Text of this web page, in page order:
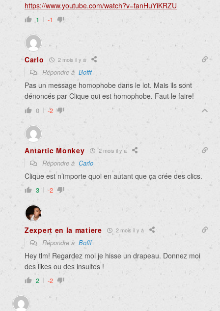
https://www.youtube.com/watch?v=fanHuYiKRZU
1 -1
Carlo 2 mois il y a
Répondre à Bofff
Pas un message homophobe dans le lot. Mais ils sont
dénoncés par Clique qui est homophobe. Faut le faire!
0 -2
Antartic Monkey 2 mois il y a
Répondre à Carlo
Clique est n’importe quoi en autant que ça crée des clics.
3 -2
Zexpert en la matiere 2 mois il y a
Répondre à Bofff
Hey tlm! Regardez moi je hisse un drapeau. Donnez moi
des likes ou des insultes !
2 -2